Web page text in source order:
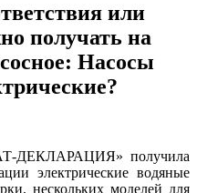
или
получать на
Насосы
ДЕКЛАРАЦИЯ» получила
электрические водяные
нескольких моделей для